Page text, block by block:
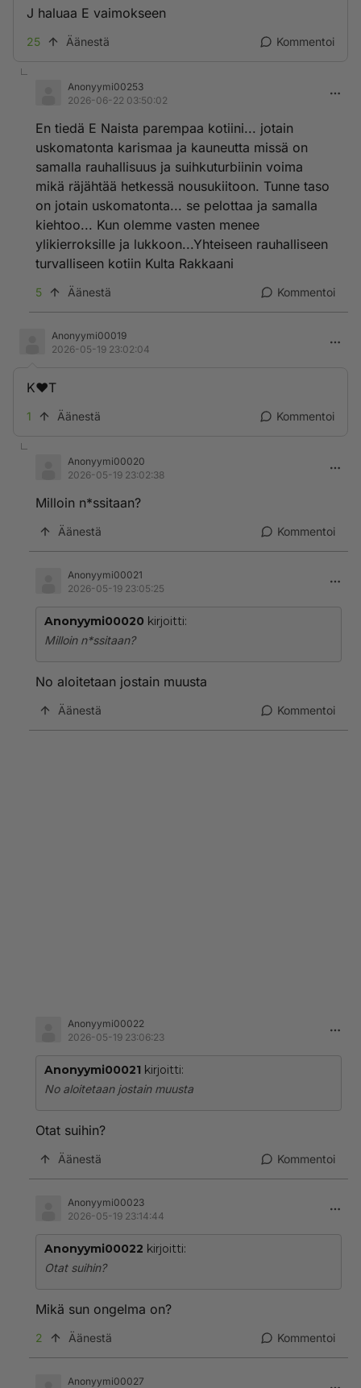
J haluaa E vaimokseen
25 Äänestä Kommentoi
Anonyymi00253
2026-06-22 03:50:02
En tiedä E Naista parempaa kotiini... jotain
uskomatonta karismaa ja kauneutta missä on
samalla rauhallisuus ja suihkuturbiinin voima
mikä räjähtää hetkessä nousukiitoon. Tunne taso
on jotain uskomatonta... se pelottaa ja samalla
kiehtoo... Kun olemme vasten menee
ylikierroksille ja lukkoon...Yhteiseen rauhalliseen
turvalliseen kotiin Kulta Rakkaani
5 Äänestä Kommentoi
Anonyymi00019
2026-05-19 23:02:04
K❤️T
1 Äänestä Kommentoi
Anonyymi00020
2026-05-19 23:02:38
Milloin n*ssitaan?
Äänestä Kommentoi
Anonyymi00021
2026-05-19 23:05:25
Anonyymi00020 kirjoitti:
Milloin n*ssitaan?
No aloitetaan jostain muusta
Äänestä Kommentoi
Anonyymi00022
2026-05-19 23:06:23
Anonyymi00021 kirjoitti:
No aloitetaan jostain muusta
Otat suihin?
Äänestä Kommentoi
Anonyymi00023
2026-05-19 23:14:44
Anonyymi00022 kirjoitti:
Otat suihin?
Mikä sun ongelma on?
2 Äänestä Kommentoi
Anonyymi00027